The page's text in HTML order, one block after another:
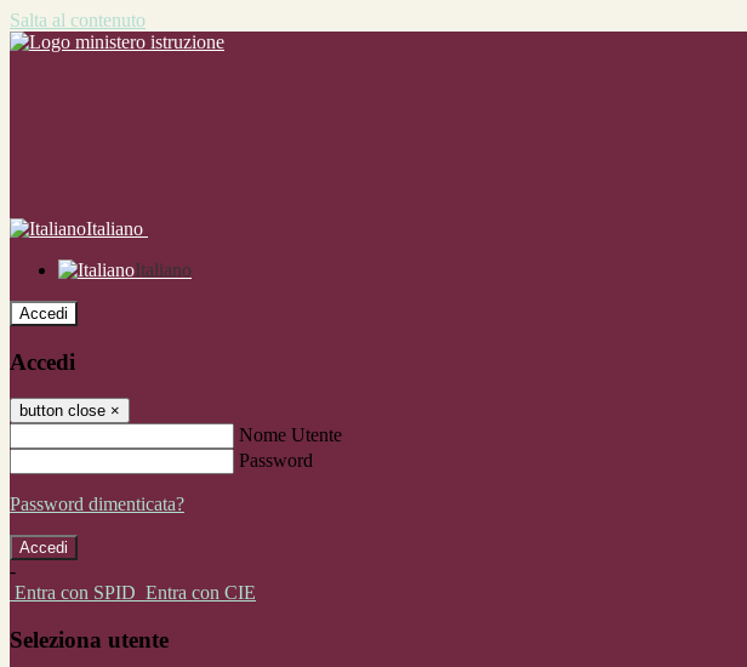
Salta al contenuto
Italiano
Italiano
Accedi
Accedi
button close ×
Nome Utente
Password
Password dimenticata?
-
Entra con SPID Entra con CIE
Seleziona utente